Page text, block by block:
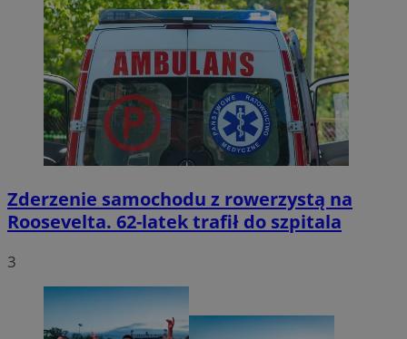
Zderzenie samochodu z rowerzystą na
Roosevelta. 62-latek trafił do szpitala
3